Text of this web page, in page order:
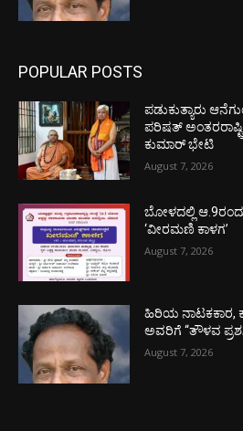
POPULAR POSTS
ಪಡುಕುತ್ಯಾರು
ಪರಿಷತ್
ಕುಮಾರ್ ಭೇಟಿ
August 7, 2026
ಬೋಳದಲ್ಲಿ
‘ವೀರಮಣಿ ಕಾಳಗ’
August 7, 2026
ಹಿರಿಯ ನಾಟಕಕಾರ,
ಅವರಿಗೆ “ತೌಳವ
August 7, 2026